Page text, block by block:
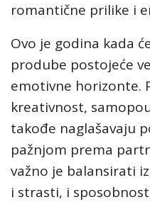
romantične prilike i
Ovo je godina kada
prodube postojeće
emotivne horizonte.
kreativnost,
takođe naglašavaju
pažnjom prema
važno je balansirati
i strasti, i